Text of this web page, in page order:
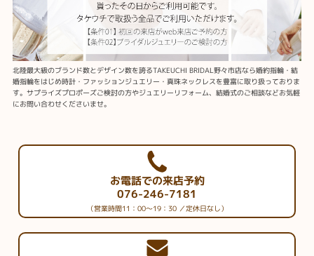
北陸最大級のブランド数とデザイン数を誇るTAKEUCHI BRIDAL野々市店なら婚約指輪・結
婚指輪をはじめ時計・ファッションジュエリー・真珠ネックレスを豊富に取り扱っておりま
す。サプライズプロポーズご検討の方やジュエリーリフォーム、結婚式のご相談などお気軽
にお問い合わせくださいませ。
お電話での来店予約
076-246-7181
（営業時間11：00～19：30 ／定休日なし）